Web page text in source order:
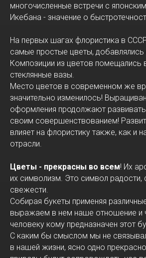
многочисленные встречи с
Икебана - значение о
На первых шагах флористика в
самые простые цветы, добавлялись
Композиции из цветов помещались
стеклянные вазы.
Место цветов в современном же
значительно изменилось!
оформления продолжают
своим совершенствованием!
влияет на флористику также, как и
отрасли.
Цветы - прекрасны во всем! Их
их символизм. Это символ радости,
свежести.
Собирая букеты применяя
выражаем в нем наше отношение и
человеку кому предназначен этот
С каким бы смыслом мы не
в нашей жизни, ясно одно